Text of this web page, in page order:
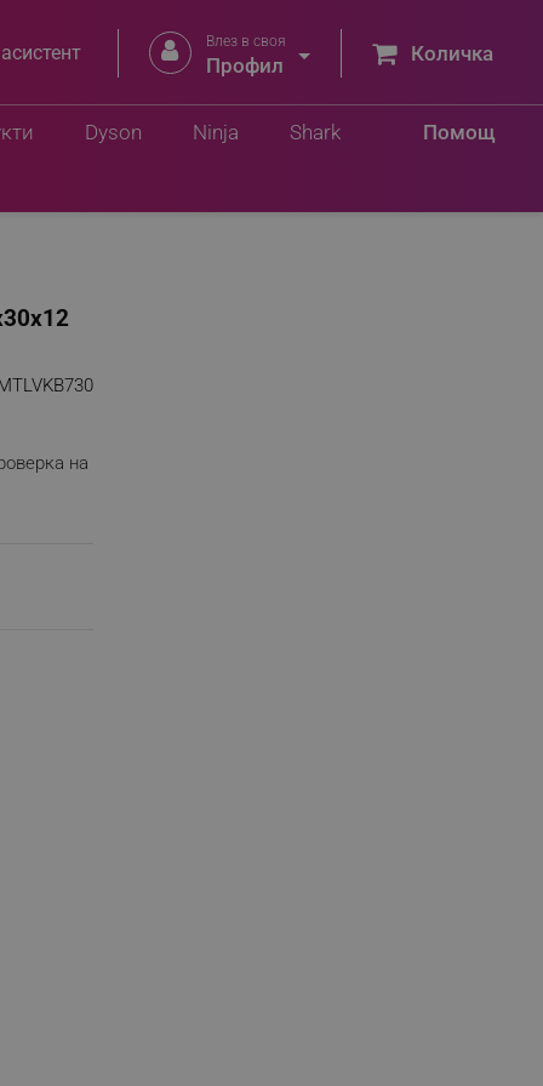
 Влез в своя
Профил  Количка
Помощ
Dyson Ninja Shark
на